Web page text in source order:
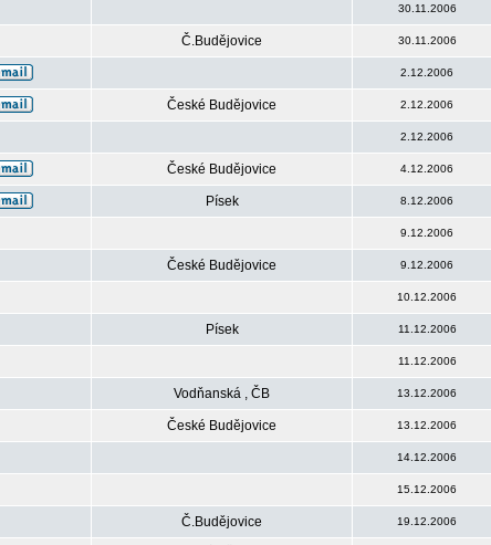
30.11.2006
Č.Budějovice 30.11.2006
2.12.2006
České Budějovice 2.12.2006
2.12.2006
České Budějovice 4.12.2006
Písek 8.12.2006
9.12.2006
České Budějovice 9.12.2006
10.12.2006
Písek 11.12.2006
11.12.2006
Vodňanská , ČB 13.12.2006
České Budějovice 13.12.2006
14.12.2006
15.12.2006
Č.Budějovice 19.12.2006